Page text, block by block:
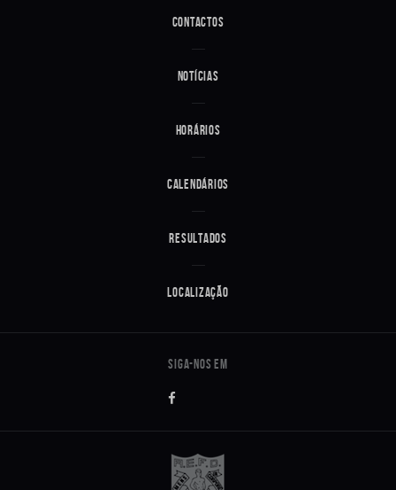
Contactos
Notícias
Horários
Calendários
Resultados
Localização